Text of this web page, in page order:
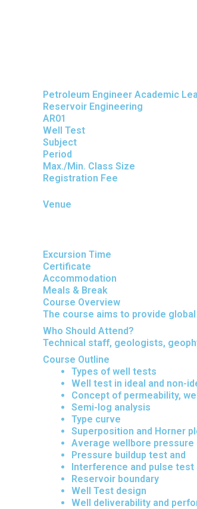
Petroleum Engineer Academic
Reservoir Engineering
AR01
Well Test
Subject
Period
Max./Min. Class Size
Registration Fee
Venue
Excursion Time
Certificate
Accommodation
Meals & Break
Course Overview
The course aims to provide
Who Should Attend?
Technical staff, geologists,
Course Outline
Types of well tests
Well test in ideal and non-
Concept of permeability,
Semi-log analysis
Type curve
Superposition and Horner
Average wellbore
Pressure buildup test and
Interference and pulse test
Reservoir boundary
Well Test design
Well deliverability and